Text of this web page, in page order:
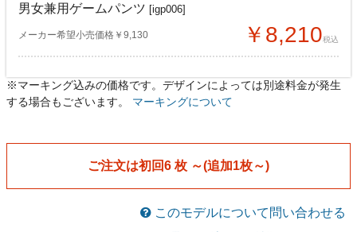
男女兼用ゲームパンツ [igp006]
メーカー希望小売価格￥9,130 ￥8,210税込
レディースゲームシャツ[igsw006]
男女兼用ゲームパンツ[igp006]
メーカー希望小売価格￥9,130 ￥7,760税込
レディースゲームシャツ[igsw006]
男女兼用ゲームパンツ[igp006]
メーカー希望小売価格￥9,130 ￥7,300税込
※マーキング込みの価格です。デザインによっては別途料金が発生
する場合もございます。 マーキングについて
ご注文は初回6 枚 ～(追加1枚～)
このモデルについて問い合わせる